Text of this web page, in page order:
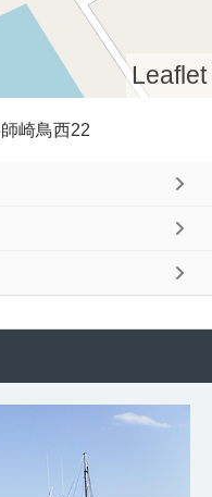
Leaflet
崎鳥西22